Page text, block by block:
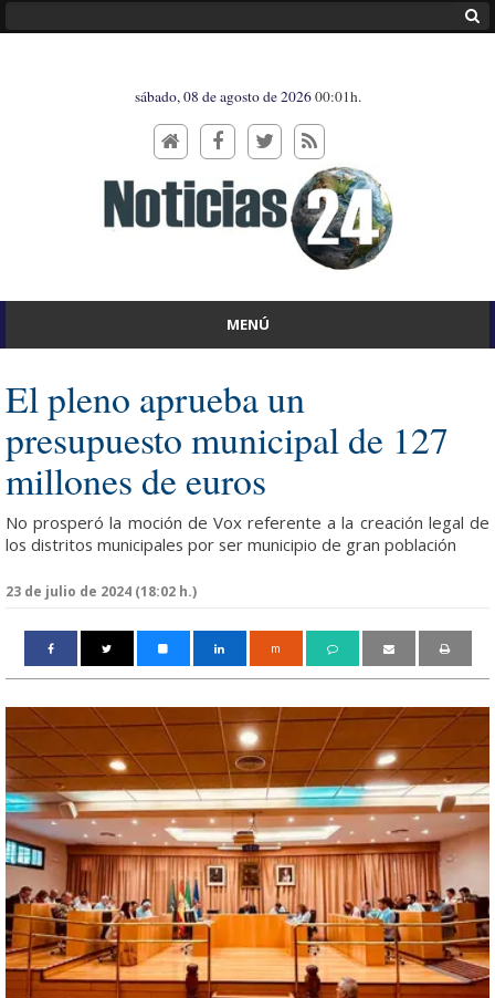
sábado, 08 de agosto de 202600:01h.
MENÚ
El pleno aprueba un
presupuesto municipal de 127
millones de euros
No prosperó la moción de Vox referente a la creación legal de
los distritos municipales por ser municipio de gran población
23 de julio de 2024 (18:02 h.)
m